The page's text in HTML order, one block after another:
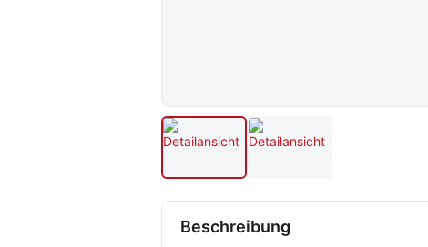
Beschreibung